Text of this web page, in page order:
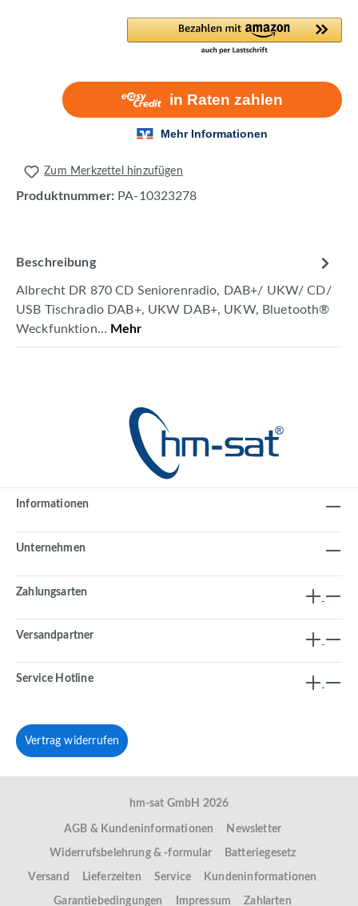
Zum Merkzettel hinzufügen
Produktnummer: PA-10323278
Beschreibung
Albrecht DR 870 CD Seniorenradio, DAB+/ UKW/ CD/
USB Tischradio DAB+, UKW DAB+, UKW, Bluetooth®
Weckfunktion… Mehr
Informationen
Unternehmen
Zahlungsarten
Versandpartner
Service Hotline
Vertrag widerrufen
hm-sat GmbH 2026
AGB & Kundeninformationen Newsletter
Widerrufsbelehrung & -formular Batteriegesetz
Versand Lieferzeiten Service Kundeninformationen
Garantiebedingungen Impressum Zahlarten